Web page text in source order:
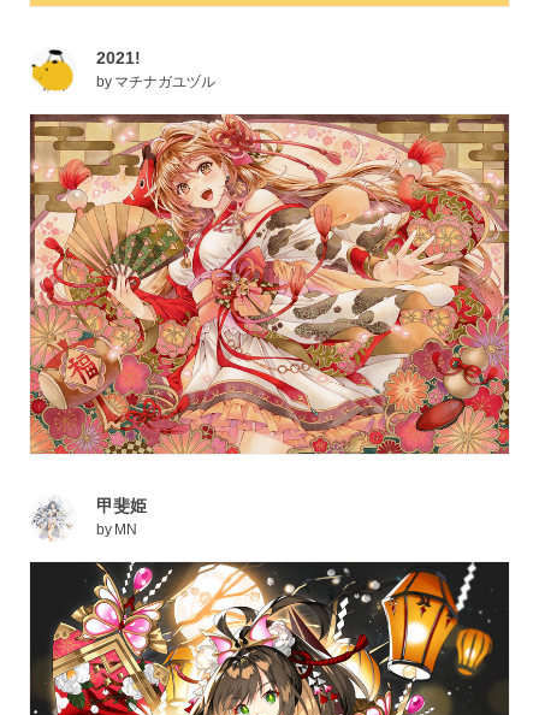
2021!
by マチナガユヅル
甲斐姫
by MN